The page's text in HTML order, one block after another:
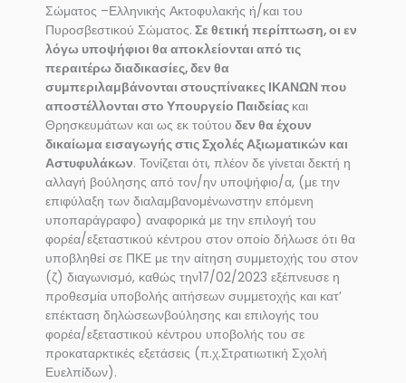
Σώματος –Ελληνικής Ακτοφυλακής ή/και του
Πυροσβεστικού Σώματος. Σε θετική περίπτωση, οι εν
λόγω υποψήφιοι θα αποκλείονται από τις
περαιτέρω διαδικασίες, δεν θα
συμπεριλαμβάνονται στουςπίνακες ΙΚΑΝΩΝ που
αποστέλλονται στο Υπουργείο Παιδείας και
Θρησκευμάτων και ως εκ τούτου δεν θα έχουν
δικαίωμα εισαγωγής στις Σχολές Αξιωματικών και
Αστυφυλάκων. Τονίζεται ότι, πλέον δε γίνεται δεκτή η
αλλαγή βούλησης από τον/ην υποψήφιο/α, (με την
επιφύλαξη των διαλαμβανομένωνστην επόμενη
υποπαράγραφο) αναφορικά με την επιλογή του
φορέα/εξεταστικού κέντρου στον οποίο δήλωσε ότι θα
υποβληθεί σε ΠΚΕ με την αίτηση συμμετοχής του στον
(ζ) διαγωνισμό, καθώς την17/02/2023 εξέπνευσε η
προθεσμία υποβολής αιτήσεων συμμετοχής και κατ’
επέκταση δηλώσεωνβούλησης και επιλογής του
φορέα/εξεταστικού κέντρου υποβολής του σε
προκαταρκτικές εξετάσεις (π.χ.Στρατιωτική Σχολή
Ευελπίδων).